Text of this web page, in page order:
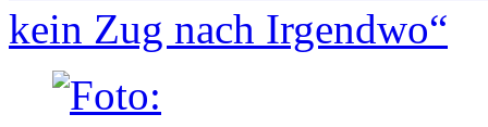
kein Zug nach Irgendwo“